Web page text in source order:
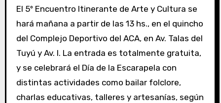
El 5º Encuentro Itinerante de Arte y Cultura se
hará mañana a partir de las 13 hs., en el quincho
del Complejo Deportivo del ACA, en Av. Talas del
Tuyú y Av. I. La entrada es totalmente gratuita,
y se celebrará el Día de la Escarapela con
distintas actividades como bailar folclore,
charlas educativas, talleres y artesanías, según